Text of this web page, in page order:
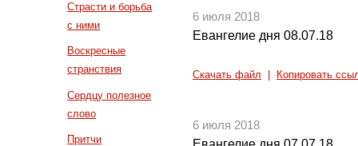
Страсти и борьба
с ними
Воскресные
странствия
Сердцу полезное
слово
Притчи
6 июля 2018
Евангелие дня 08.07.18
Скачать файл Копировать
6 июля 2018